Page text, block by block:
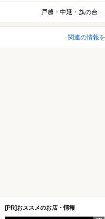
戸越・中延・旗の台周辺
関連の情報
[PR]おススメのお店・情報